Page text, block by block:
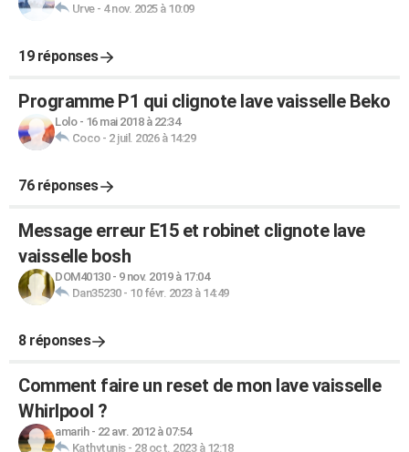
Urve- 4 nov. 2025 à 10:09
19 réponses
Programme P1 qui clignote lave vaisselle Beko
Lolo- 16 mai 2018 à 22:34
Coco- 2 juil. 2026 à 14:29
76 réponses
Message erreur E15 et robinet clignote lave
vaisselle bosh
DOM40130- 9 nov. 2019 à 17:04
Dan35230- 10 févr. 2023 à 14:49
8 réponses
Comment faire un reset de mon lave vaisselle
Whirlpool ?
amarih- 22 avr. 2012 à 07:54
Kathytunis- 28 oct. 2023 à 12:18